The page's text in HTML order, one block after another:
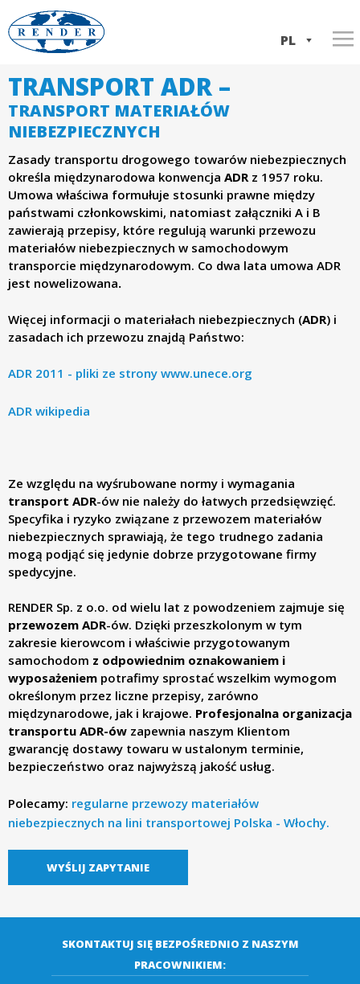
do
e
n
d
e
r
S
.
o
.
o
.
T
r
a
n
s
r
PL
Home
Usługi
Transport ADR
Spedycja międzynarodowa
Spedycja krajowa
Konsolidacja ładunków
Praca
Dokumenty firmy
Historia firmy
Flota
Kontakt
TRANSPORT ADR –
TRANSPORT MATERIAŁÓW
NIEBEZPIECZNYCH
Zasady transportu drogowego towarów niebezpiecznych
określa międzynarodowa konwencja ADRz 1957 roku.
Umowa właściwa formułuje stosunki prawne między
państwami członkowskimi, natomiast załączniki A i B
zawierają przepisy, które regulują warunki przewozu
materiałów niebezpiecznych w samochodowym
transporcie międzynarodowym. Co dwa lata umowa ADR
jest nowelizowana.
Więcej informacji o materiałach niebezpiecznych (ADR) i
zasadach ich przewozu znajdą Państwo:
ADR 2011 - pliki ze strony www.unece.org
ADR wikipedia
Ze względu na wyśrubowane normy i wymagania
transport ADR-ów nie należy do łatwych przedsięwzięć.
Specyfika i ryzyko związane z przewozem materiałów
niebezpiecznych sprawiają, że tego trudnego zadania
mogą podjąć się jedynie dobrze przygotowane firmy
spedycyjne.
RENDER Sp. z o.o. od wielu lat z powodzeniem zajmuje się
przewozem ADR-ów. Dzięki przeszkolonym w tym
zakresie kierowcom i właściwie przygotowanym
samochodom z odpowiednim oznakowaniem i
wyposażeniem potrafimy sprostać wszelkim wymogom
określonym przez liczne przepisy, zarówno
międzynarodowe, jak i krajowe. Profesjonalna organizacja
transportu ADR-ów zapewnia naszym Klientom
gwarancję dostawy towaru w ustalonym terminie,
bezpieczeństwo oraz najwyższą jakość usług.
Polecamy: regularne przewozy materiałów
niebezpiecznych na lini transportowej Polska - Włochy.
WYŚLIJ ZAPYTANIE
SKONTAKTUJ SIĘ BEZPOŚREDNIO Z NASZYM
PRACOWNIKIEM: